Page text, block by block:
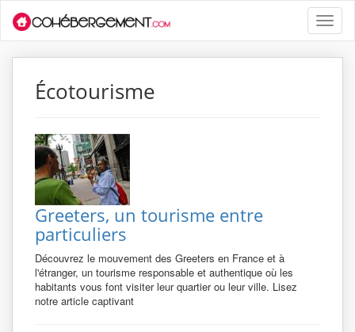
Toggle
Écotourisme
Greeters, un tourisme entre
particuliers
Découvrez le mouvement des Greeters en France et à
l'étranger, un tourisme responsable et authentique où les
habitants vous font visiter leur quartier ou leur ville. Lisez
notre article captivant